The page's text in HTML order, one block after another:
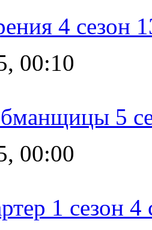
4 сезон
00:10
5
00:00
1 сезон 4